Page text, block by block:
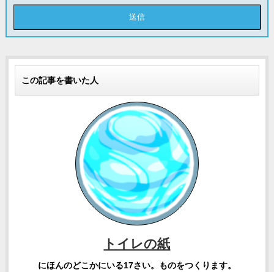
この記事を書いた人
トイレの紙
にほんのどこかにいる17さい。ものをつくります。